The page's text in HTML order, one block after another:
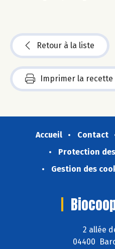
Retour à la liste
Imprimer la recette
Accueil Contact
Protection
Gestion des
2 allée
04400